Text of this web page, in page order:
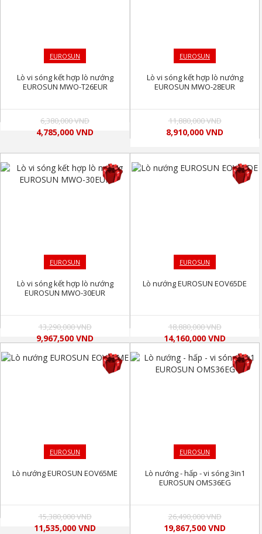
EUROSUN
Lò vi sóng kết hợp lò nướng
EUROSUN MWO-T26EUR
6,380,000 VND
4,785,000 VND
EUROSUN
Lò vi sóng kết hợp lò nướng
EUROSUN MWO-28EUR
11,880,000 VND
8,910,000 VND
EUROSUN
Lò vi sóng kết hợp lò nướng
EUROSUN MWO-30EUR
13,290,000 VND
9,967,500 VND
EUROSUN
Lò nướng EUROSUN EOV65DE
18,880,000 VND
14,160,000 VND
EUROSUN
Lò nướng EUROSUN EOV65ME
15,380,000 VND
11,535,000 VND
EUROSUN
Lò nướng - hấp - vi sóng 3in1
EUROSUN OMS36EG
26,490,000 VND
19,867,500 VND